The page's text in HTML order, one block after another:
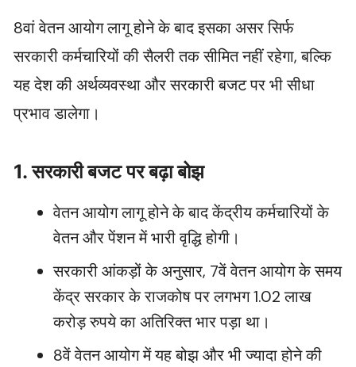
8वां वेतन आयोग लागू होने के बाद इसका असर सिर्फ
सरकारी कर्मचारियों की सैलरी तक सीमित नहीं रहेगा, बल्कि
यह देश की अर्थव्यवस्था और सरकारी बजट पर भी सीधा
प्रभाव डालेगा।
1. सरकारी बजट पर बढ़ा बोझ
वेतन आयोग लागू होने के बाद केंद्रीय कर्मचारियों के
वेतन और पेंशन में भारी वृद्धि होगी।
सरकारी आंकड़ों के अनुसार, 7वें वेतन आयोग के समय
केंद्र सरकार के राजकोष पर लगभग 1.02 लाख
करोड़ रुपये का अतिरिक्त भार पड़ा था।
8वें वेतन आयोग में यह बोझ और भी ज्यादा होने की